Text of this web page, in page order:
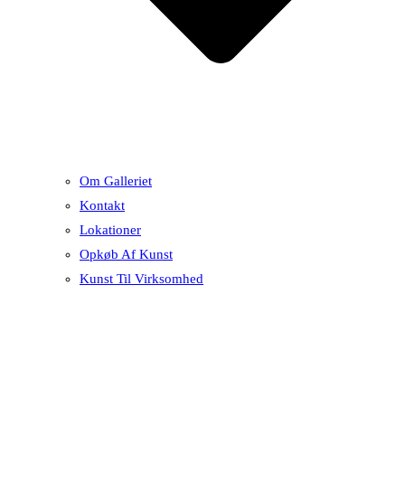
Om Galleriet
Kontakt
Lokationer
Opkøb Af Kunst
Kunst Til Virksomhed